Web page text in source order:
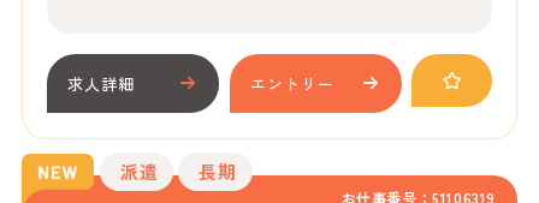
求人詳細 エントリー
お仕事番号：51106319
派遣 長期